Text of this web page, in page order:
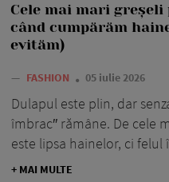
Cele mai mari greșeli
când cumpărăm
evităm)
— FASHION 05 iulie 2026
Dulapul este plin, dar
îmbrac″ rămâne. De cele
este lipsa hainelor, ci felul
+ MAI MULTE